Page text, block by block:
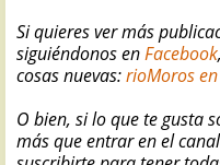
Si quieres ver más
siguiéndonos enFacebook
cosas nuevas:rioMoros
O bien, si lo que te gusta
más que entrar en el